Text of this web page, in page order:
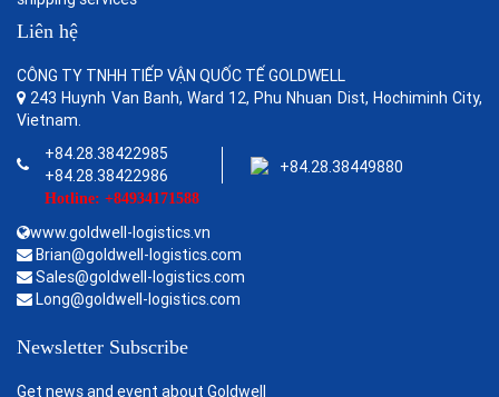
Liên hệ
CÔNG TY TNHH TIẾP VẬN QUỐC TẾ GOLDWELL
243 Huynh Van Banh, Ward 12, Phu Nhuan Dist, Hochiminh City,
Vietnam.
+84.28.38422985
+84.28.38422986
Hotline: +84934171588
+84.28.38449880
www.goldwell-logistics.vn
Brian@goldwell-logistics.com
Sales@goldwell-logistics.com
Long@goldwell-logistics.com
Newsletter Subscribe
Get news and event about Goldwell